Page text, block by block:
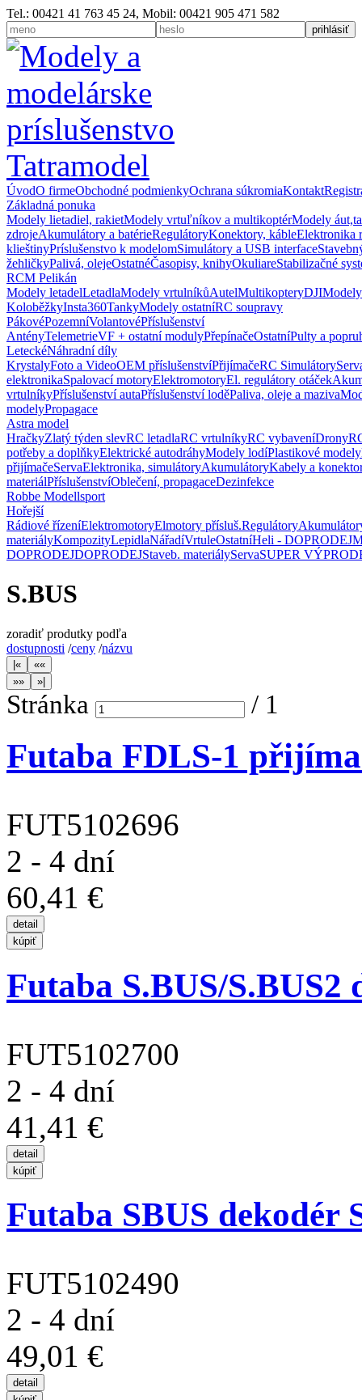
Tel.: 00421 41 763 45 24, Mobil: 00421 905 471 582
ÚvodO firmeObchodné podmienkyOchrana súkromiaKontakt
Základná ponuka
Modely lietadiel, rakietModely vrtuľníkov a multikoptérModely
zdrojeAkumulátory a batérieRegulátoryKonektory, kábleElektronika
klieštinyPríslušenstvo k modelomSimulátory a USB interface
žehličkyPalivá, olejeOstatnéČasopisy, knihyOkuliareStabilizačné
RCM Pelikán
Modely letadelLetadlaModely vrtulníkůAutelMultikopteryDJI
KoloběžkyInsta360TankyModely ostatníRC soupravy
PákovéPozemníVolantovéPříslušenství
AntényTelemetrieVF + ostatní modulyPřepínačeOstatníPulty a
LeteckéNáhradní díly
KrystalyFoto a VideoOEM příslušenstvíPřijímačeRC Simulátory
elektronikaSpalovací motoryElektromotoryEl. regulátory otáček
vrtulníkyPříslušenství autaPříslušenství loděPaliva, oleje a maziva
modelyPropagace
Astra model
HračkyZlatý týden slevRC letadlaRC vrtulníkyRC vybaveníDrony
potřeby a doplňkyElektrické autodráhyModely lodíPlastikové modely
přijímačeServaElektronika, simulátoryAkumulátoryKabely a
materiálPříslušenstvíOblečení, propagaceDezinfekce
Robbe Modellsport
Hořejší
Rádiové řízeníElektromotoryElmotory přísluš.Regulátory
materiályKompozityLepidlaNářadíVrtuleOstatníHeli - DOPRODEJ
DOPRODEJDOPRODEJStaveb. materiályServaSUPER
S.BUS
zoradiť produtky podľa
dostupnosti /ceny /názvu
Stránka / 1
Futaba FDLS-1
FUT5102696
2 - 4 dní
60,41 €
Futaba S.BUS/S.BUS2
FUT5102700
2 - 4 dní
41,41 €
Futaba SBUS dekodér
FUT5102490
2 - 4 dní
49,01 €